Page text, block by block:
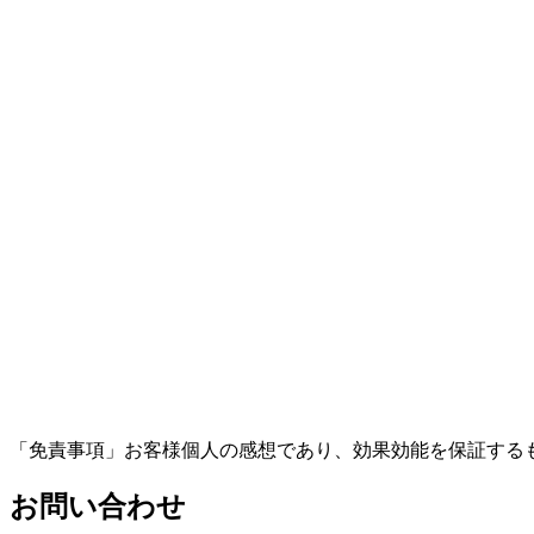
「免責事項」お客様個人の感想であり、効果効能を保証する
お問い合わせ